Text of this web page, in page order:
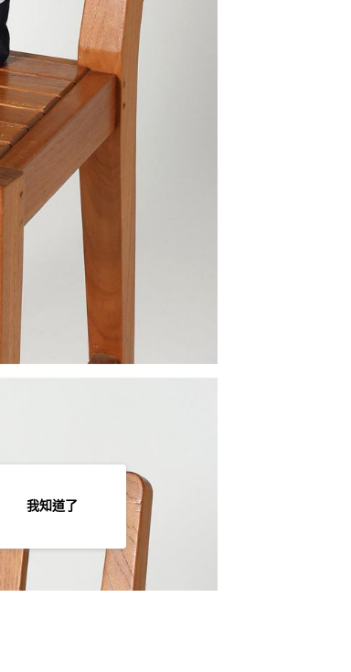
號或使用他人資訊註冊。若發現惡意使用之情
司將有權停止該用戶之使用額度並採取法律行
我知道了